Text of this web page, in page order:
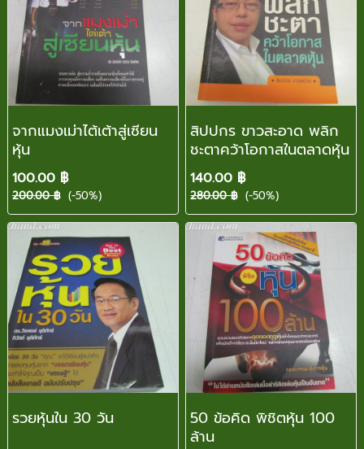
จากแมงเม่าไต้เต้าสู่เซียน
หุ้น
100.00 ฿
200.00 ฿ (-50%)
สิปปกร ขาวสะอาด พลิก
ชะตาคว้าโอกาสในตลาดหุ้น
140.00 ฿
280.00 ฿ (-50%)
รวยหุ้นใน 30 วัน
50 ข้อคิด พิชิตหุ้น 100
ล้าน